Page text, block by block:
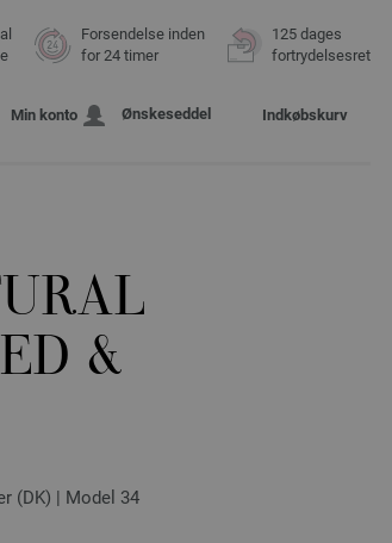
Forsendelse inden
for 24 timer
125 dages
fortrydelsesret
Min konto Ønskeseddel Indkøbskurv
&
(DK) | Model 34